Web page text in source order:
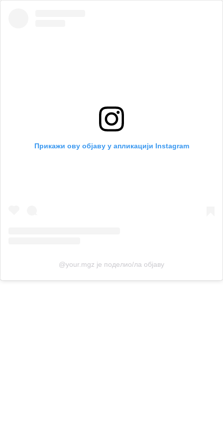
Прикажи ову објаву у апликацији Instagram
@your.mgz је поделио/ла објаву